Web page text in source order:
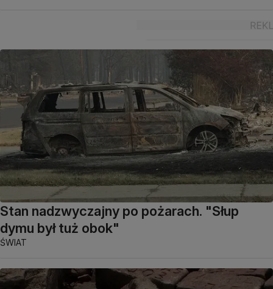
Stan nadzwyczajny po pożarach. "Słup
dymu był tuż obok"
ŚWIAT